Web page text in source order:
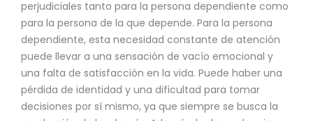
perjudiciales tanto para la persona dependiente como
para la persona de la que depende. Para la persona
dependiente, esta necesidad constante de atención
puede llevar a una sensación de vacío emocional y
una falta de satisfacción en la vida. Puede haber una
pérdida de identidad y una dificultad para tomar
decisiones por sí mismo, ya que siempre se busca la